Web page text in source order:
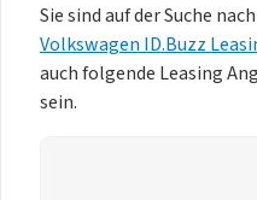
Sie sind auf der Suche
Volkswagen ID.Buzz
auch folgende Leasing
sein.